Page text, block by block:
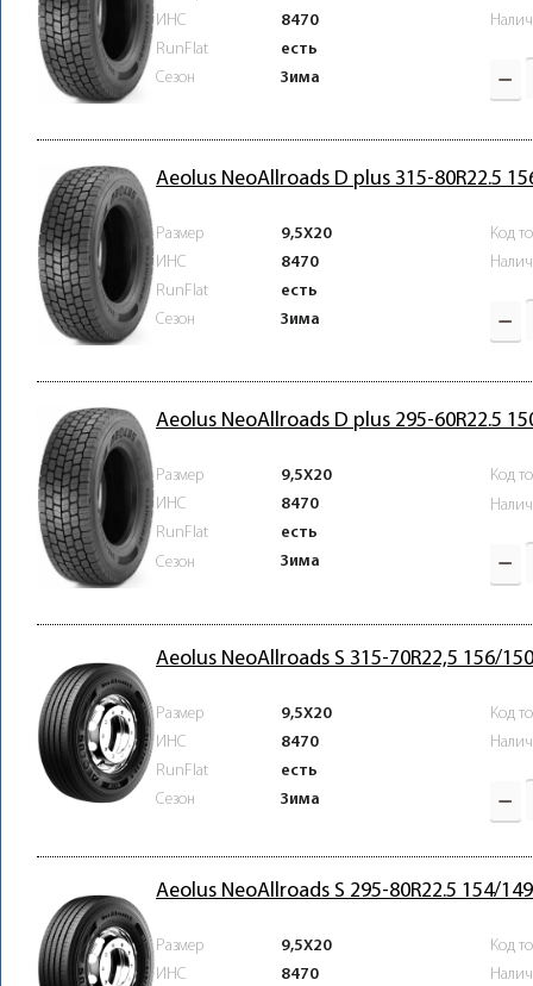
ИНС
8470
RunFlat
есть
Сезон
Зима
Aeolus NeoAllroads D plus 315-80R22.5
Размер
9,5X20
ИНС
8470
RunFlat
есть
Сезон
Зима
Код
Aeolus NeoAllroads D plus 295-60R22.5
Размер
9,5X20
ИНС
8470
RunFlat
есть
Сезон
Зима
Код
Aeolus NeoAllroads S 315-70R22,5 156/
Размер
9,5X20
ИНС
8470
RunFlat
есть
Сезон
Зима
Код
Aeolus NeoAllroads S 295-80R22.5 154/
Размер
9,5X20
ИНС
8470
Код